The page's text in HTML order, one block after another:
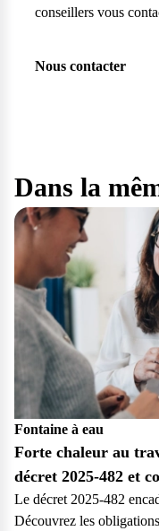
conseillers vous
Nous contacter
Dans la
Fontaine à eau
Forte chaleur au
décret 2025-482 et
Le décret 2025-482
Découvrez les